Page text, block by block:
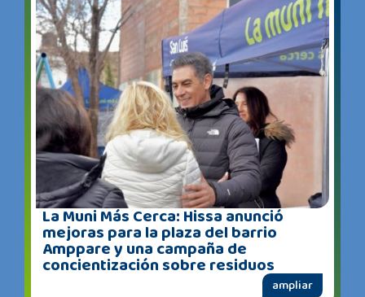
La Muni Más Cerca: Hissa anunció
mejoras para la plaza del barrio
Amppare y una campaña de
concientización sobre residuos
ampliar